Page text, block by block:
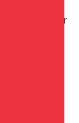
Noord in
Kerk. Hier
De
zichtbaar